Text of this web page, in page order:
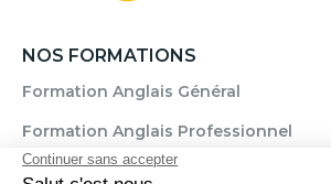
NOS FORMATIONS
Formation Anglais Général
Formation Anglais Professionnel
Formation Allemand